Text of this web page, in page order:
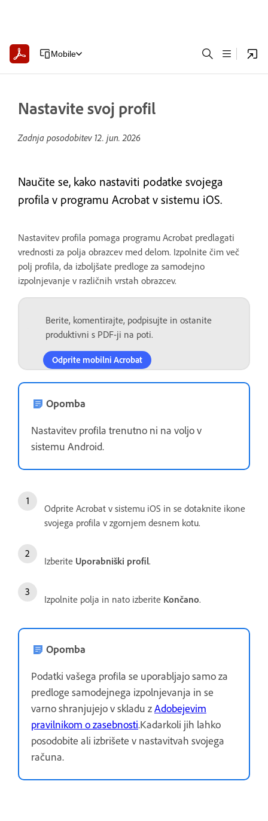
Mobile
Nastavite svoj profil
Zadnja posodobitev 12. jun. 2026
Naučite se, kako nastaviti podatke svojega
profila v programu Acrobat v sistemu iOS.
Nastavitev profila pomaga programu Acrobat predlagati
vrednosti za polja obrazcev med delom. Izpolnite čim več
polj profila, da izboljšate predloge za samodejno
izpolnjevanje v različnih vrstah obrazcev.
Berite, komentirajte, podpisujte in ostanite
produktivni s PDF-ji na poti.
Odprite mobilni Acrobat
Opomba
Nastavitev profila trenutno ni na voljo v
sistemu Android.
Odprite Acrobat v sistemu iOS in se dotaknite ikone
svojega profila v zgornjem desnem kotu.
Izberite Uporabniški profil.
Izpolnite polja in nato izberite Končano.
Opomba
Podatki vašega profila se uporabljajo samo za
predloge samodejnega izpolnjevanja in se
varno shranjujejo v skladu zAdobejevim
pravilnikom o zasebnosti.Kadarkoli jih lahko
posodobite ali izbrišete v nastavitvah svojega
računa.